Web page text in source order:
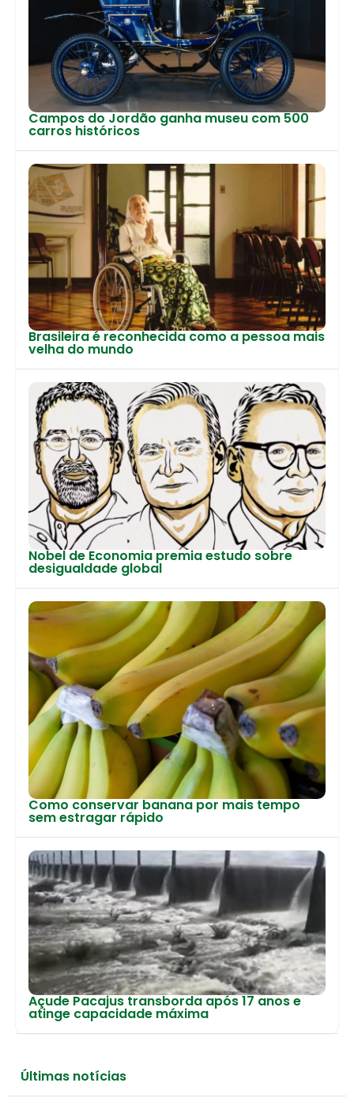
Campos do Jordão ganha museu com 500
carros históricos
Brasileira é reconhecida como a pessoa mais
velha do mundo
Nobel de Economia premia estudo sobre
desigualdade global
Como conservar banana por mais tempo
sem estragar rápido
Açude Pacajus transborda após 17 anos e
atinge capacidade máxima
Últimas notícias